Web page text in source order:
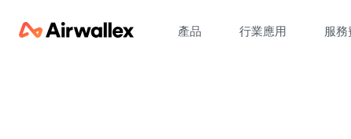
產品 行業應用 服務